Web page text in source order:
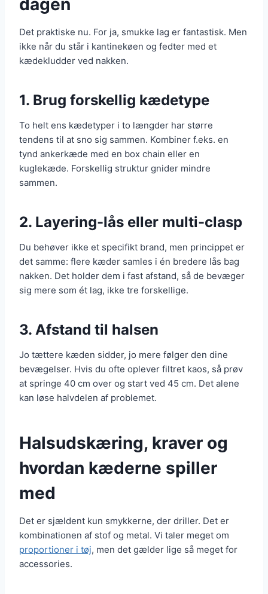
dagen
Det praktiske nu. For ja, smukke lag er fantastisk. Men
ikke når du står i kantinekøen og fedter med et
kædekludder ved nakken.
1. Brug forskellig kædetype
To helt ens kædetyper i to længder har større
tendens til at sno sig sammen. Kombiner f.eks. en
tynd ankerkæde med en box chain eller en
kuglekæde. Forskellig struktur gnider mindre
sammen.
2. Layering-lås eller multi-clasp
Du behøver ikke et specifikt brand, men princippet er
det samme: flere kæder samles i én bredere lås bag
nakken. Det holder dem i fast afstand, så de bevæger
sig mere som ét lag, ikke tre forskellige.
3. Afstand til halsen
Jo tættere kæden sidder, jo mere følger den dine
bevægelser. Hvis du ofte oplever filtret kaos, så prøv
at springe 40 cm over og start ved 45 cm. Det alene
kan løse halvdelen af problemet.
Halsudskæring, kraver og
hvordan kæderne spiller
med
Det er sjældent kun smykkerne, der driller. Det er
kombinationen af stof og metal. Vi taler meget om
proportioner i tøj, men det gælder lige så meget for
accessories.